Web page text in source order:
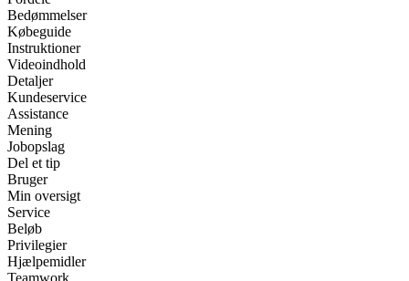
Bedømmelser
Købeguide
Instruktioner
Videoindhold
Detaljer
Kundeservice
Assistance
Mening
Jobopslag
Del et tip
Bruger
Min oversigt
Service
Beløb
Privilegier
Hjælpemidler